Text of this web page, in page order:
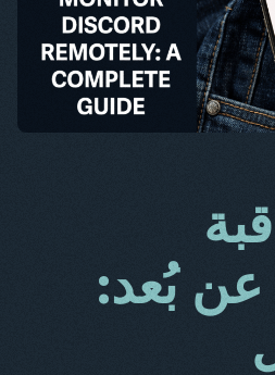
دي
س ف
كو
ب غ
دا
نسخ الرابط
Discord عن بُعد: